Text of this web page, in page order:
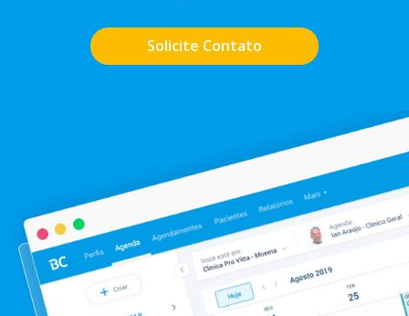
Solicite Contato